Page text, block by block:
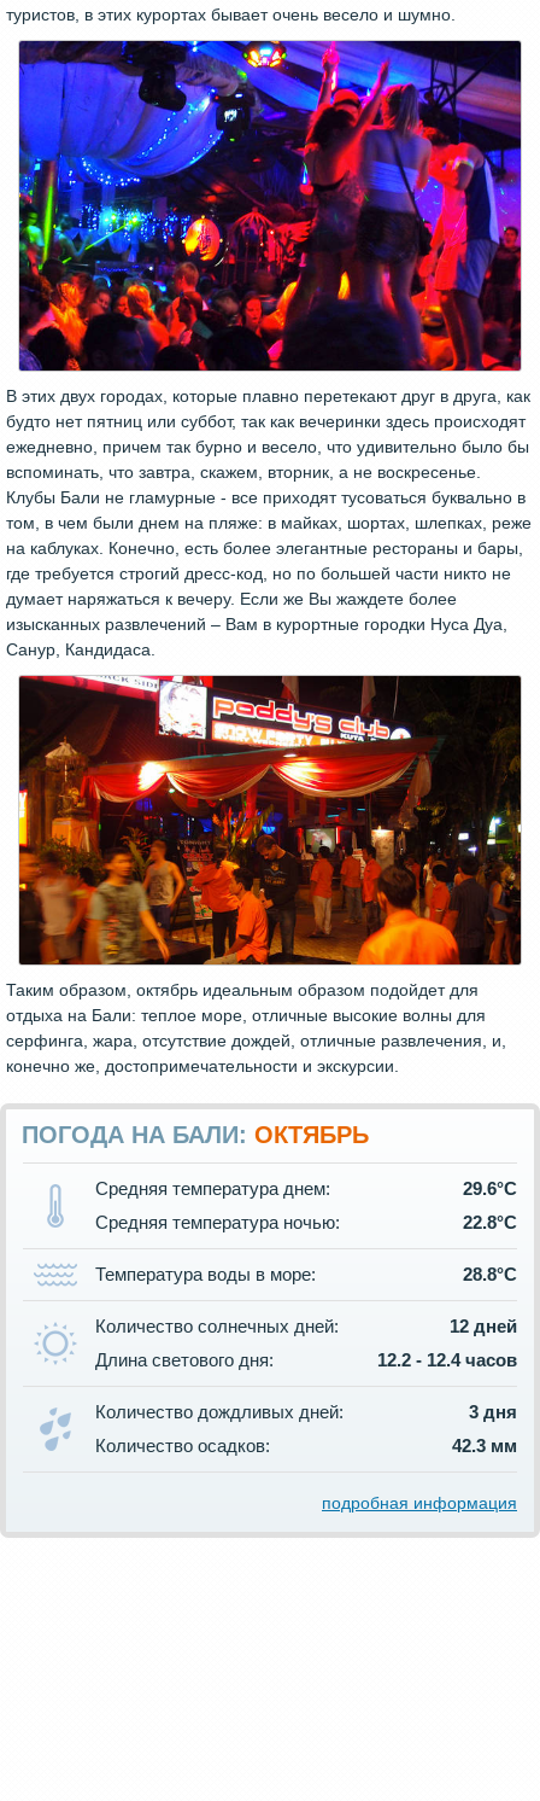
туристов, в этих курортах бывает очень весело и шумно.
В этих двух городах, которые плавно перетекают друг в друга, как
будто нет пятниц или суббот, так как вечеринки здесь происходят
ежедневно, причем так бурно и весело, что удивительно было бы
вспоминать, что завтра, скажем, вторник, а не воскресенье.
Клубы Бали не гламурные - все приходят тусоваться буквально в
том, в чем были днем на пляже: в майках, шортах, шлепках, реже
на каблуках. Конечно, есть более элегантные рестораны и бары,
где требуется строгий дресс-код, но по большей части никто не
думает наряжаться к вечеру. Если же Вы жаждете более
изысканных развлечений – Вам в курортные городки Нуса Дуа,
Санур, Кандидаса.
Таким образом, октябрь идеальным образом подойдет для
отдыха на Бали: теплое море, отличные высокие волны для
серфинга, жара, отсутствие дождей, отличные развлечения, и,
конечно же, достопримечательности и экскурсии.
ПОГОДА НА БАЛИ: ОКТЯБРЬ
Средняя температура днем:
29.6°C
Средняя температура ночью:
22.8°C
Температура воды в море: 28.8°C
Количество солнечных дней:
12 дней
Длина светового дня:
12.2 - 12.4 часов
Количество дождливых дней:
3 дня
Количество осадков:
42.3 мм
подробная информация